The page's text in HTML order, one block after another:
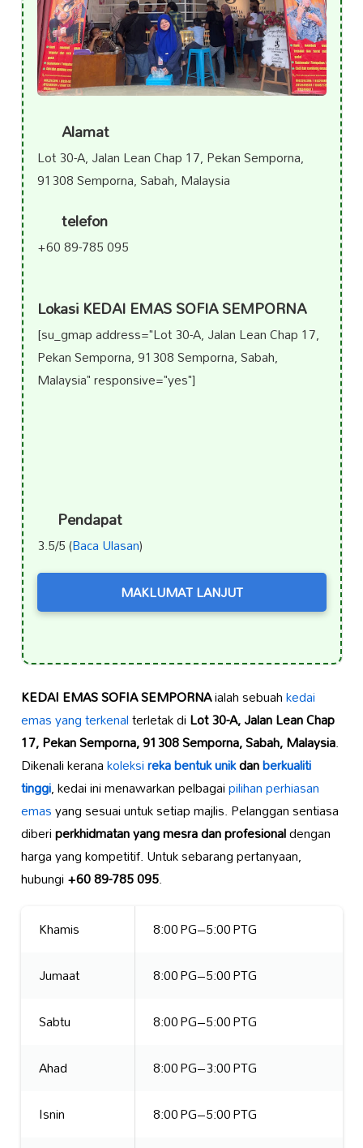
Alamat
Lot 30-A, Jalan Lean Chap 17, Pekan Semporna,
91308 Semporna, Sabah, Malaysia
telefon
+60 89-785 095
Lokasi KEDAI EMAS SOFIA SEMPORNA
[su_gmap address="Lot 30-A, Jalan Lean Chap 17,
Pekan Semporna, 91308 Semporna, Sabah,
Malaysia" responsive="yes"]
Pendapat
3.5/5 (Baca Ulasan)
MAKLUMAT LANJUT
KEDAI EMAS SOFIA SEMPORNAialah sebuahkedai
emas yang terkenalterletak diLot 30-A, Jalan Lean Chap
17, Pekan Semporna, 91308 Semporna, Sabah, Malaysia.
Dikenali keranakoleksireka bentuk unikdanberkualiti
tinggi, kedai ini menawarkan pelbagaipilihan perhiasan
emasyang sesuai untuk setiap majlis. Pelanggan sentiasa
diberiperkhidmatan yang mesra dan profesionaldengan
harga yang kompetitif. Untuk sebarang pertanyaan,
hubungi+60 89-785 095.
Khamis
8:00 PG–5:00 PTG
Jumaat
8:00 PG–5:00 PTG
Sabtu
8:00 PG–5:00 PTG
Ahad
8:00 PG–3:00 PTG
Isnin
8:00 PG–5:00 PTG